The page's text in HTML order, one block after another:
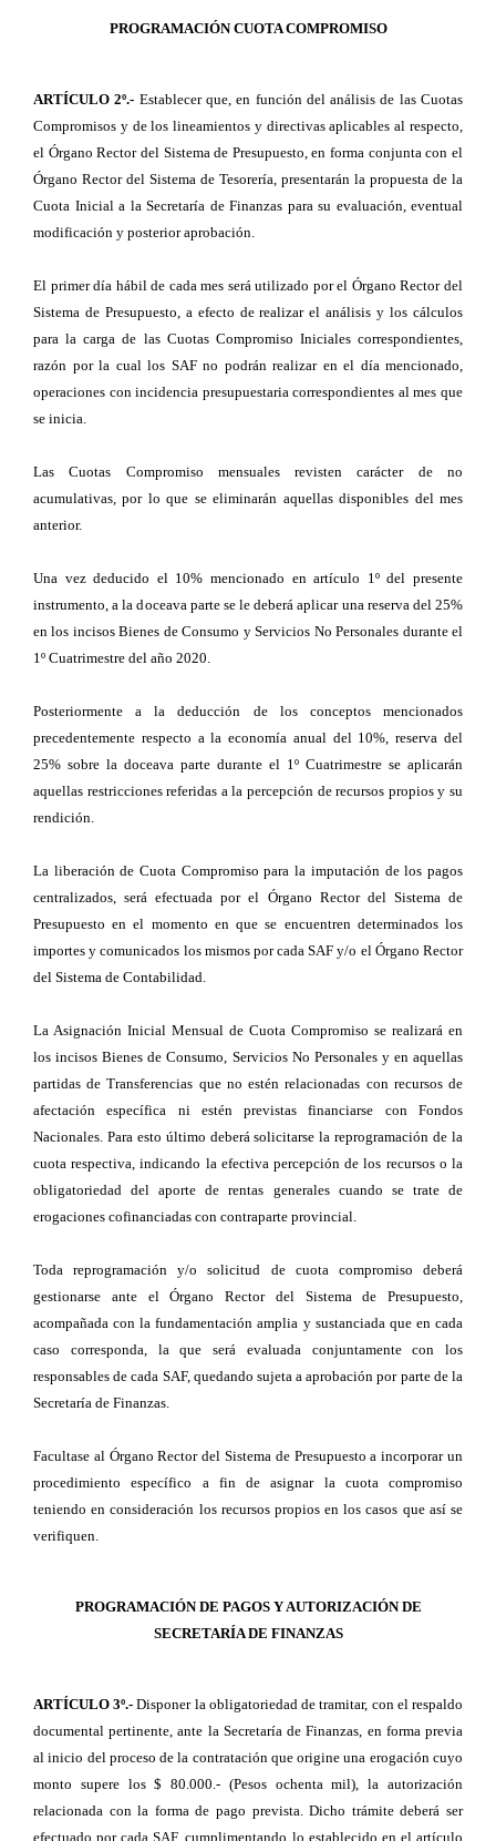
PROGRAMACIÓN CUOTA COMPROMISO
ARTÍCULO 2º.- Establecer que, en función del análisis de las Cuotas
Compromisos y de los lineamientos y directivas aplicables al respecto,
el Órgano Rector del Sistema de Presupuesto, en forma conjunta con el
Órgano Rector del Sistema de Tesorería, presentarán la propuesta de la
Cuota Inicial a la Secretaría de Finanzas para su evaluación, eventual
modificación y posterior aprobación.
El primer día hábil de cada mes será utilizado por el Órgano Rector del
Sistema de Presupuesto, a efecto de realizar el análisis y los cálculos
para la carga de las Cuotas Compromiso Iniciales correspondientes,
razón por la cual los SAF no podrán realizar en el día mencionado,
operaciones con incidencia presupuestaria correspondientes al mes que
se inicia.
Las Cuotas Compromiso mensuales revisten carácter de no
acumulativas, por lo que se eliminarán aquellas disponibles del mes
anterior.
Una vez deducido el 10% mencionado en artículo 1º del presente
instrumento, a la doceava parte se le deberá aplicar una reserva del 25%
en los incisos Bienes de Consumo y Servicios No Personales durante el
1º Cuatrimestre del año 2020.
Posteriormente a la deducción de los conceptos mencionados
precedentemente respecto a la economía anual del 10%, reserva del
25% sobre la doceava parte durante el 1º Cuatrimestre se aplicarán
aquellas restricciones referidas a la percepción de recursos propios y su
rendición.
La liberación de Cuota Compromiso para la imputación de los pagos
centralizados, será efectuada por el Órgano Rector del Sistema de
Presupuesto en el momento en que se encuentren determinados los
importes y comunicados los mismos por cada SAF y/o el Órgano Rector
del Sistema de Contabilidad.
La Asignación Inicial Mensual de Cuota Compromiso se realizará en
los incisos Bienes de Consumo, Servicios No Personales y en aquellas
partidas de Transferencias que no estén relacionadas con recursos de
afectación específica ni estén previstas financiarse con Fondos
Nacionales. Para esto último deberá solicitarse la reprogramación de la
cuota respectiva, indicando la efectiva percepción de los recursos o la
obligatoriedad del aporte de rentas generales cuando se trate de
erogaciones cofinanciadas con contraparte provincial.
Toda reprogramación y/o solicitud de cuota compromiso deberá
gestionarse ante el Órgano Rector del Sistema de Presupuesto,
acompañada con la fundamentación amplia y sustanciada que en cada
caso corresponda, la que será evaluada conjuntamente con los
responsables de cada SAF, quedando sujeta a aprobación por parte de la
Secretaría de Finanzas.
Facultase al Órgano Rector del Sistema de Presupuesto a incorporar un
procedimiento específico a fin de asignar la cuota compromiso
teniendo en consideración los recursos propios en los casos que así se
verifiquen.
PROGRAMACIÓN DE PAGOS Y AUTORIZACIÓN DE
SECRETARÍA DE FINANZAS
ARTÍCULO 3º.-Disponer la obligatoriedad de tramitar, con el respaldo
documental pertinente, ante la Secretaría de Finanzas, en forma previa
al inicio del proceso de la contratación que origine una erogación cuyo
monto supere los $ 80.000.- (Pesos ochenta mil), la autorización
relacionada con la forma de pago prevista. Dicho trámite deberá ser
efectuado por cada SAF, cumplimentando lo establecido en el artículo